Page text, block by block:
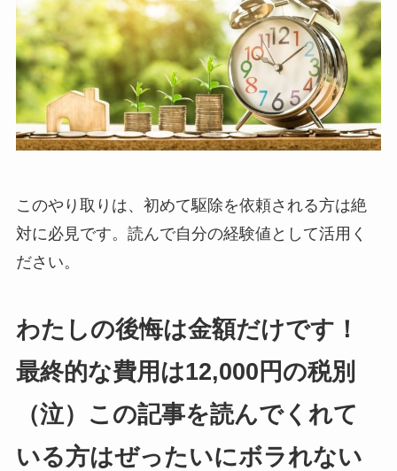
このやり取りは、初めて駆除を依頼される方は絶
対に必見です。読んで自分の経験値として活用く
ださい。
わたしの後悔は金額だけです！
最終的な費用は12,000円の税別
（泣）この記事を読んでくれて
いる方はぜったいにボラれない